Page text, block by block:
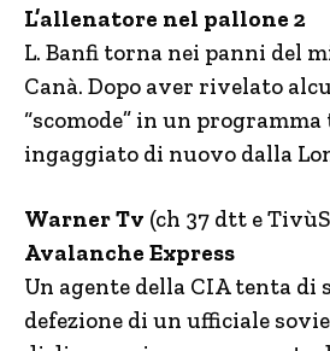
L’allenatore nel pallone 2
L. Banfi torna nei panni del
Canà. Dopo aver rivelato
“scomode” in un
ingaggiato di nuovo dalla
Warner Tv (ch 37 dtt e
Avalanche Express
Un agente della CIA tenta
defezione di un ufficiale